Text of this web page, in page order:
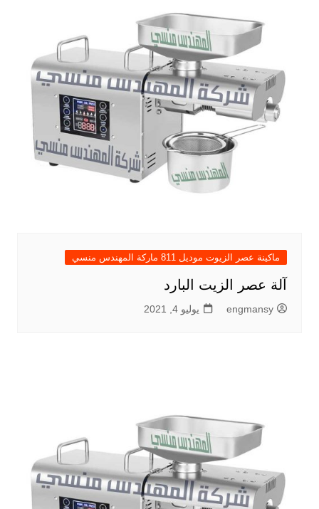
ماكينة عصر الزيوت موديل 811 ماركة المهندس منسي
آلة عصر الزيت البارد
engmansy يوليو 4, 2021